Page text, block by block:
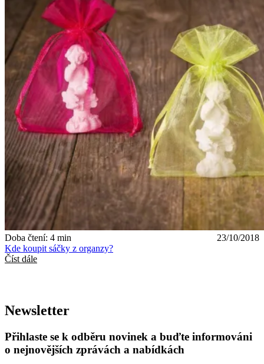
Doba čtení: 4 min
23/10/2018
Kde koupit sáčky z organzy?
Číst dále
Newsletter
Přihlaste se k odběru novinek a buďte informováni
o nejnovějších zprávách a nabídkách